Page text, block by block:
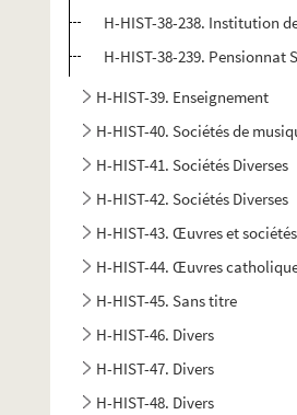
H-HIST-38-238. Institution
H-HIST-38-239. Pensionnat
H-HIST-39. Enseignement
H-HIST-40. Sociétés de
H-HIST-41. Sociétés Diverses
H-HIST-42. Sociétés Diverses
H-HIST-43. Œuvres et sociétés
H-HIST-44. Œuvres
H-HIST-45. Sans titre
H-HIST-46. Divers
H-HIST-47. Divers
H-HIST-48. Divers